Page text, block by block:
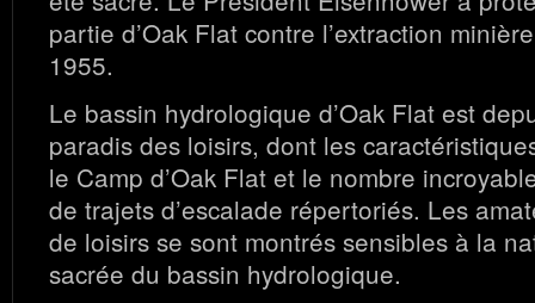
partie d’Oak Flat contre l’extraction
1955.
Le bassin hydrologique d’Oak Flat est
paradis des loisirs, dont les
le Camp d’Oak Flat et le nombre
de trajets d’escalade répertoriés. Les
de loisirs se sont montrés sensibles à la
sacrée du bassin hydrologique.